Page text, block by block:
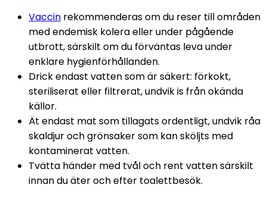
Vaccin rekommenderas om du reser till områden
med endemisk kolera eller under pågående
utbrott, särskilt om du förväntas leva under
enklare hygienförhållanden.
Drick endast vatten som är säkert: förkokt,
steriliserat eller filtrerat, undvik is från okända
källor.
Ät endast mat som tillagats ordentligt, undvik råa
skaldjur och grönsaker som kan sköljts med
kontaminerat vatten.
Tvätta händer med tvål och rent vatten särskilt
innan du äter och efter toalettbesök.